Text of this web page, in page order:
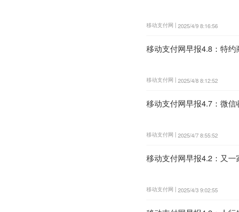
移动支付网 | 2025/4/9 8:16:56
移动支付网早报4.8：特约
移动支付网 | 2025/4/8 8:12:52
移动支付网早报4.7：微
移动支付网 | 2025/4/7 8:55:52
移动支付网早报4.2：又
移动支付网 | 2025/4/3 9:02:55